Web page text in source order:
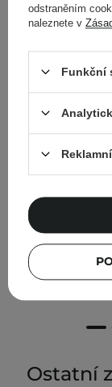
Celimax -
Čistící
Ostatní
odstraněním
naleznete v
Funkční